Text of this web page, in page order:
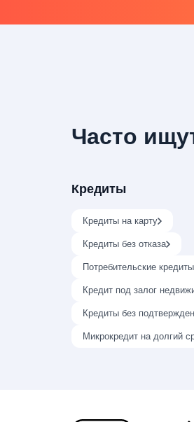
Часто
Кредиты
Кредиты на карту
Кредиты без отказа
Потребительские кредиты
Кредит под залог
Кредиты без
Микрокредит на долгий